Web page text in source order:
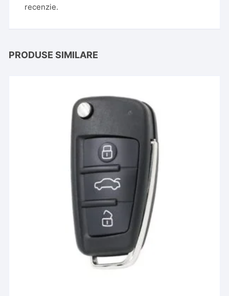
recenzie.
PRODUSE SIMILARE